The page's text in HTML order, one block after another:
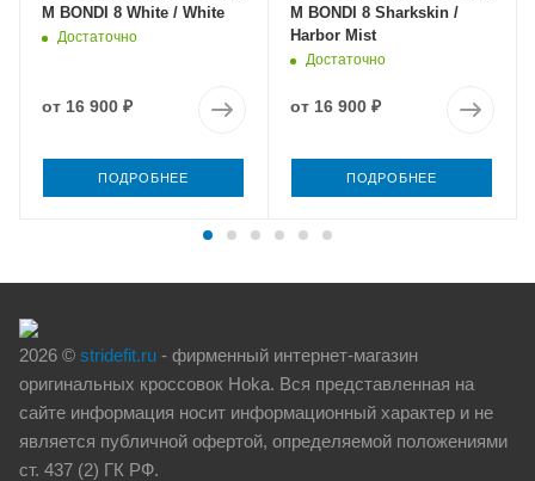
M BONDI 8 White / White
Достаточно
от 16 900 ₽
ПОДРОБНЕЕ
M BONDI 8 Sharkskin /
Harbor Mist
Достаточно
от 16 900 ₽
ПОДРОБНЕЕ
2026 © stridefit.ru - фирменный интернет-магазин
оригинальных кроссовок Hoka. Вся представленная на
сайте информация носит информационный характер и не
является публичной офертой, определяемой положениями
ст. 437 (2) ГК РФ.